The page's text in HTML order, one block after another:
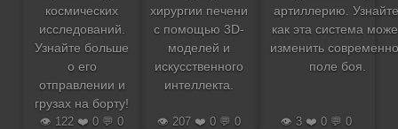
космических
исследований.
Узнайте больше
о его
отправлении и
грузах на борту!
👁️ 122 ❤️ 0 💬 0
хирургии печени
с помощью 3D-
моделей и
искусственного
интеллекта.
👁️ 207 ❤️ 0 💬 0
артиллерию.
как эта система
изменить
поле боя.
👁️ 3 ❤️ 0 💬 0